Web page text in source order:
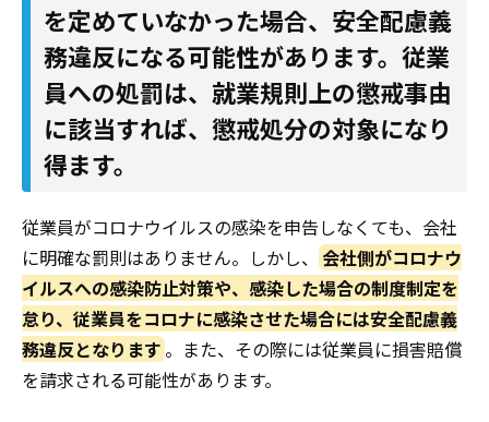
を定めていなかった場合、安全配慮義
務違反になる可能性があります。従業
員への処罰は、就業規則上の懲戒事由
に該当すれば、懲戒処分の対象になり
得ます。
従業員がコロナウイルスの感染を申告しなくても、会社
に明確な罰則はありません。しかし、 会社側がコロナウ
イルスへの感染防止対策や、感染した場合の制度制定を
怠り、従業員をコロナに感染させた場合には安全配慮義
務違反となります 。また、その際には従業員に損害賠償
を請求される可能性があります。